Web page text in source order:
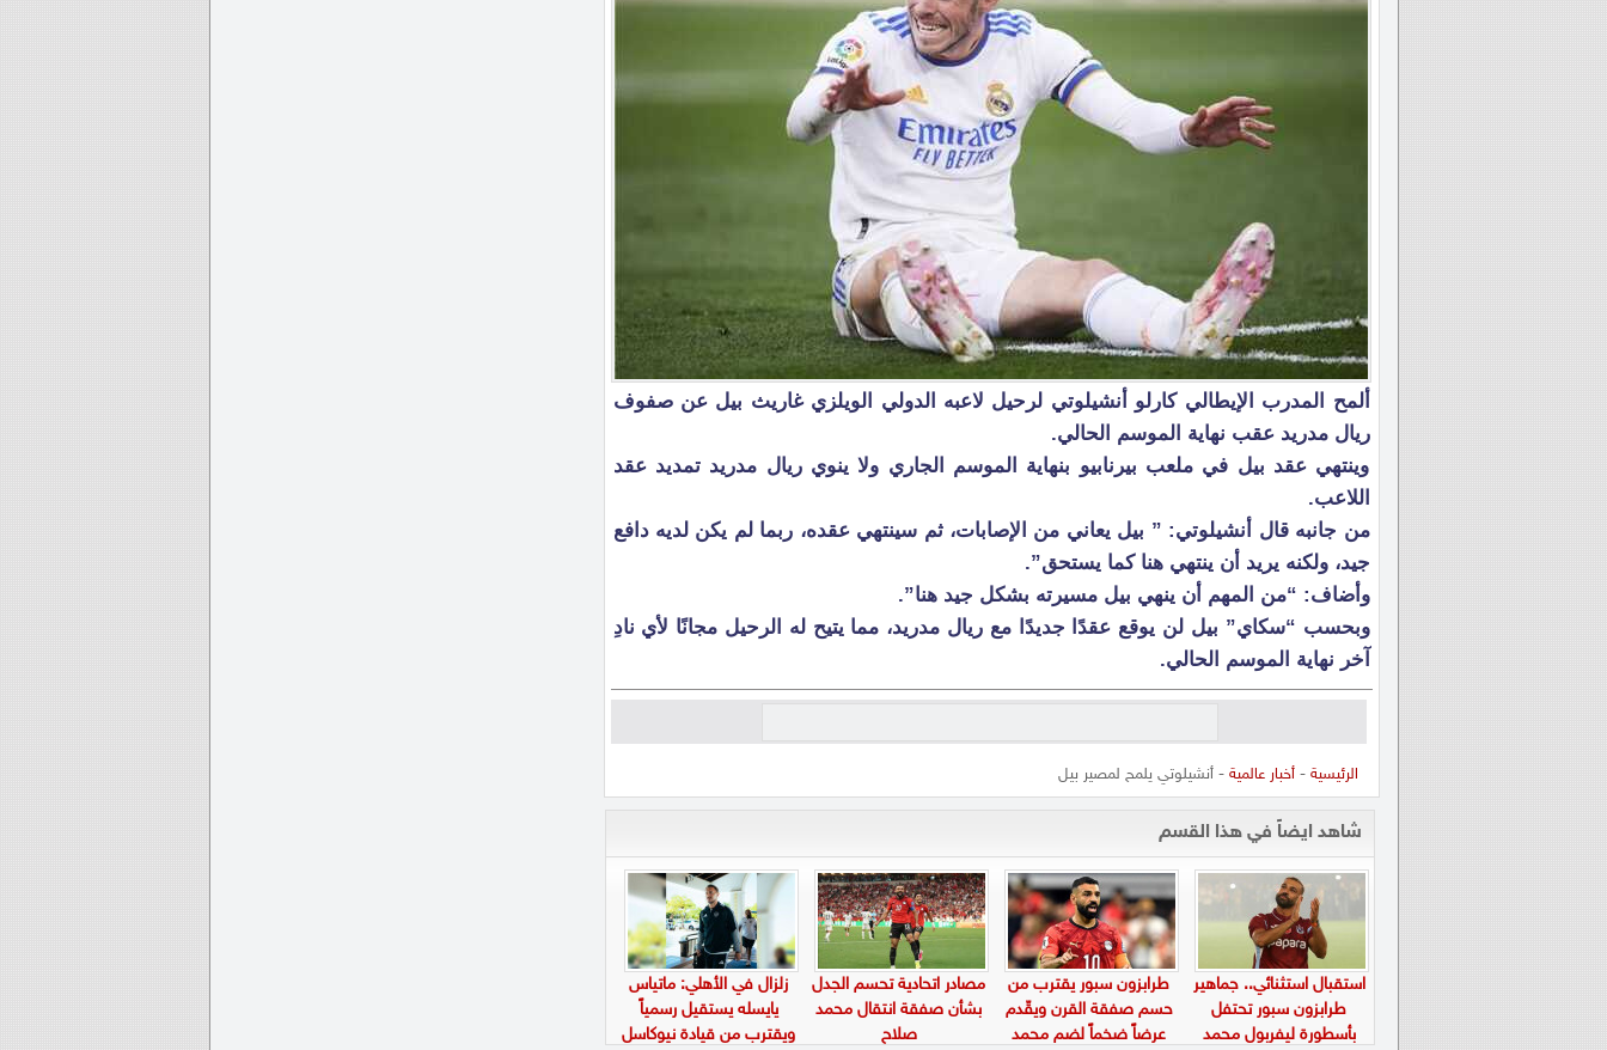
ألمح المدرب الإيطالي كارلو أنشيلوتي لرحيل لاعبه الدولي الويلزي غاريث بيل عن صفوف
ريال مدريد عقب نهاية الموسم الحالي.
وينتهي عقد بيل في ملعب بيرنابيو بنهاية الموسم الجاري ولا ينوي ريال مدريد تمديد عقد
اللاعب.
من جانبه قال أنشيلوتي: ” بيل يعاني من الإصابات، ثم سينتهي عقده، ربما لم يكن لديه دافع
جيد، ولكنه يريد أن ينتهي هنا كما يستحق”.
وأضاف: “من المهم أن ينهي بيل مسيرته بشكل جيد هنا”.
وبحسب “سكاي” بيل لن يوقع عقدًا جديدًا مع ريال مدريد، مما يتيح له الرحيل مجانًا لأي نادِ
آخر نهاية الموسم الحالي.
الرئيسية -أخبار عالمية - أنشيلوتي يلمح لمصير بيل
شاهد ايضاً في هذا القسم
استقبال استثنائي.. جماهير
طرابزون سبور تحتفل
بأسطورة ليفربول محمد
طرابزون سبور يقترب من
حسم صفقة القرن ويقّدم
عرضاً ضخماً لضم محمد
مصادر اتحادية تحسم الجدل
بشأن صفقة انتقال محمد
صلاح
زلزال في الأهلي: ماتياس
يايسله يستقيل رسمياً
ويقترب من قيادة نيوكاسل